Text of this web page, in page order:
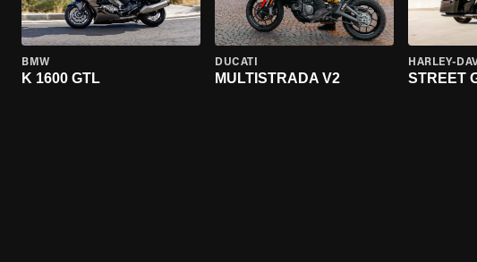
BMW
K 1600 GTL
DUCATI
MULTISTRADA V2
HARLEY-
STREET